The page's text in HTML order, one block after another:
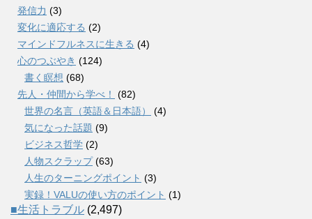
発信力 (3)
変化に適応する (2)
マインドフルネスに生きる (4)
心のつぶやき (124)
書く瞑想 (68)
先人・仲間から学べ！
(82)
世界の名言（英語＆日本語）
(4)
気になった話題 (9)
ビジネス哲学 (2)
人物スクラップ(63)
人生のターニングポイント (3)
実録！VALUの使い方のポイント (1)
■生活トラブル (2,497)